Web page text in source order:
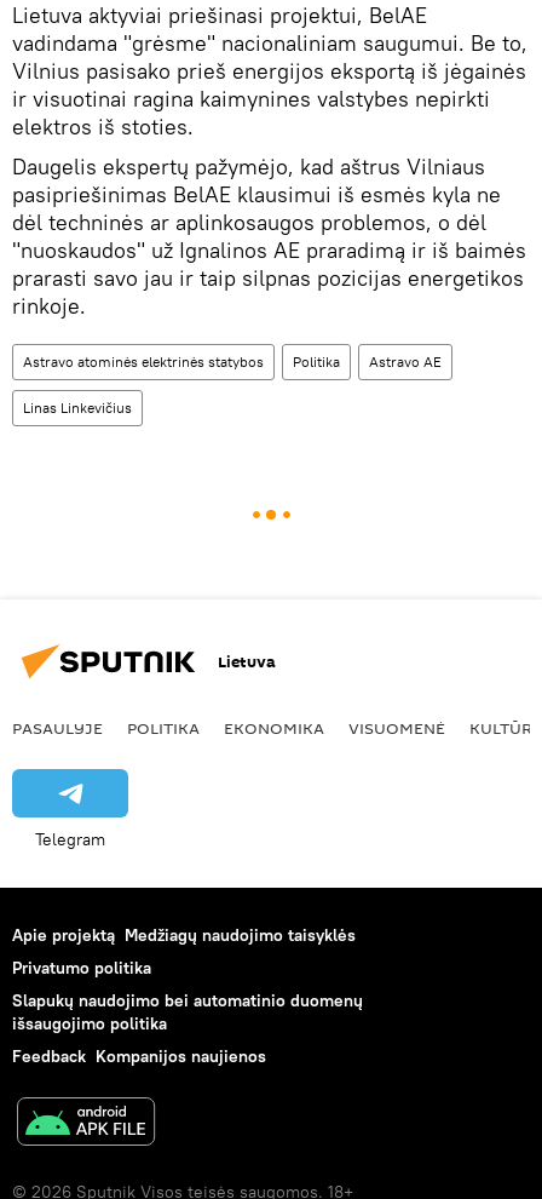
Lietuva aktyviai priešinasi projektui, BelAE
vadindama "grėsme" nacionaliniam saugumui. Be to,
Vilnius pasisako prieš energijos eksportą iš jėgainės
ir visuotinai ragina kaimynines valstybes nepirkti
elektros iš stoties.
Daugelis ekspertų pažymėjo, kad aštrus Vilniaus
pasipriešinimas BelAE klausimui iš esmės kyla ne
dėl techninės ar aplinkosaugos problemos, o dėl
"nuoskaudos" už Ignalinos AE praradimą ir iš baimės
prarasti savo jau ir taip silpnas pozicijas energetikos
rinkoje.
Astravo atominės elektrinės statybos Politika Astravo AE
Linas Linkevičius
Lietuva
PASAULYJE POLITIKA EKONOMIKA VISUOMENĖ KULTŪRA
Telegram
Apie projektą Medžiagų naudojimo taisyklės
Privatumo politika
Slapukų naudojimo bei automatinio duomenų
išsaugojimo politika
Feedback Kompanijos naujienos
© 2026 Sputnik Visos teisės saugomos. 18+